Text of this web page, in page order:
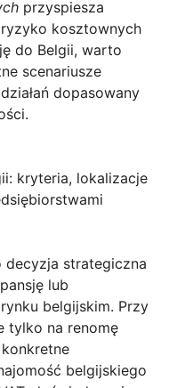
przyspiesza
kosztownych
do Belgii, warto
scenariusze
dopasowany
kryteria, lokalizacje
decyzja strategiczna
lub
belgijskim. Przy
tylko na renomę
belgijskiego